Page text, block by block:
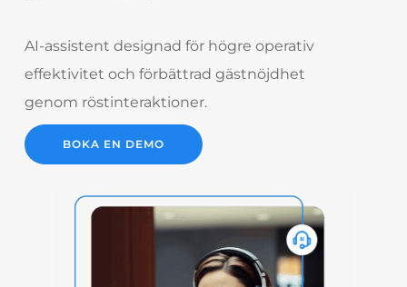
AI-assistent designad för högre operativ
effektivitet och förbättrad gästnöjdhet
genom röstinteraktioner.
BOKA EN DEMO